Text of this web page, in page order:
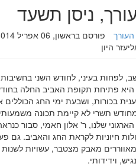
ניסן תשעד
פורסם בראשון, 06 אפריל 2014 22:58
היון
לפחות בעיני, לחודש השני
פתיחת תקופת האביב החלה בחודש
בכורות, ושבעת ימי החג
תשרי לא קיימת תכונה
הארגוני שלנו, ר' אלון חאמי, סבור
חיוניות לקראת החג והאביב. גם
מאבק מצטבר, עשויות
וידידותי.